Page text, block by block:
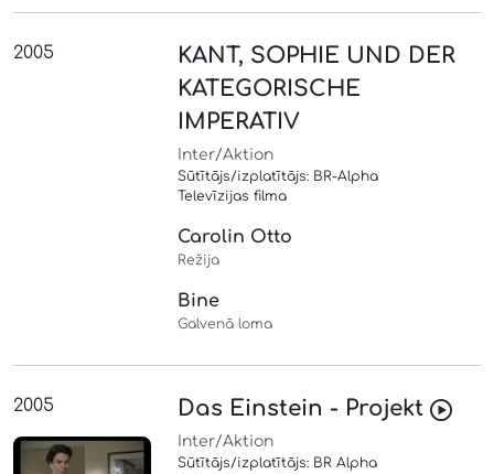
2005
KANT, SOPHIE UND DER
KATEGORISCHE
IMPERATIV
Inter/Aktion
Sūtītājs/izplatītājs: BR-Alpha
Televīzijas filma
Carolin Otto
Režija
Bine
Galvenā loma
2005 Das Einstein - Projekt
Inter/Aktion
Sūtītājs/izplatītājs: BR Alpha